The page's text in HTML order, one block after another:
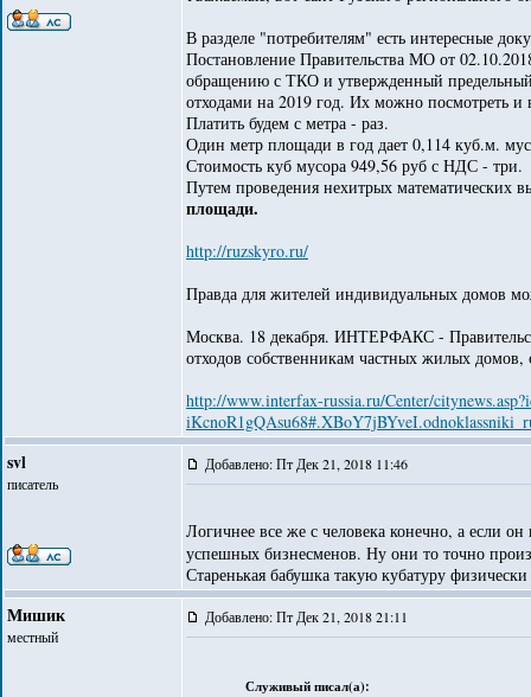
В разделе "потребителям" есть интересные
Постановление Правительства МО от
обращению с ТКО и утвержденный
отходами на 2019 год. Их можно посмотреть и
Платить будем с метра - раз.
Один метр площади в год дает 0,114 куб.м.
Стоимость куб мусора 949,56 руб с НДС - три.
Путем проведения нехитрых математических
площади.
http://ruzskyro.ru/
Правда для жителей индивидуальных домов
Москва. 18 декабря. ИНТЕРФАКС -
отходов собственникам частных жилых
http://www.interfax-russia.ru/Center/
svl
писатель
Добавлено: Пт Дек 21, 2018 11:46
Логичнее все же с человека конечно, а если
успешных бизнесменов. Ну они то точно
Старенькая бабушка такую кубатуру
Мишик
местный
Добавлено: Пт Дек 21, 2018 21:11
Служивый писал(а):